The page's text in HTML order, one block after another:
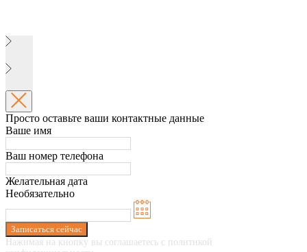
Просто оставьте ваши контактные данные
Ваше имя
Ваш номер телефона
Желательная дата
Необязательно
Записаться сейчас
Нажимая на кнопку вы соглашаетесь с политикой